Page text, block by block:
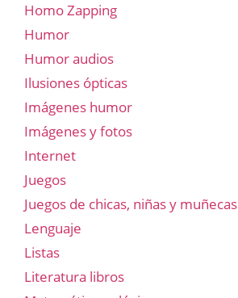
Homo Zapping
Humor
Humor audios
Ilusiones ópticas
Imágenes humor
Imágenes y fotos
Internet
Juegos
Juegos de chicas, niñas y muñecas
Lenguaje
Listas
Literatura libros